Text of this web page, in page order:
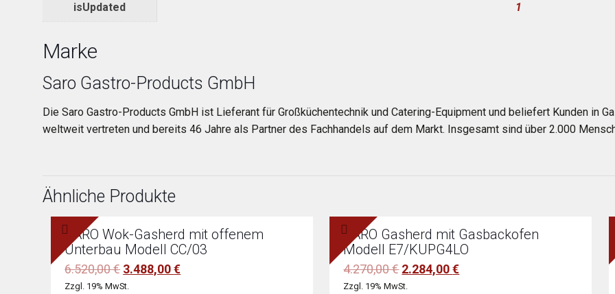
isUpdated 1
Marke
Saro Gastro-Products GmbH
Die Saro Gastro-Products GmbH ist Lieferant für Großküchentechnik und Catering-Equipment und beliefert Kunden in
weltweit vertreten und bereits 46 Jahre als Partner des Fachhandels auf dem Markt. Insgesamt sind über 2.000
Ähnliche Produkte
SARO Wok-Gasherd mit offenem
Unterbau Modell CC/03
6.520,00€ Ursprünglicher
Preis
3.488,00€Aktueller
Zzgl. 19% MwSt.
SARO Gasherd mit Gasbackofen
Modell E7/KUPG4LO
4.270,00€ Ursprünglicher
Preis
2.284,00€Aktueller
Zzgl. 19% MwSt.